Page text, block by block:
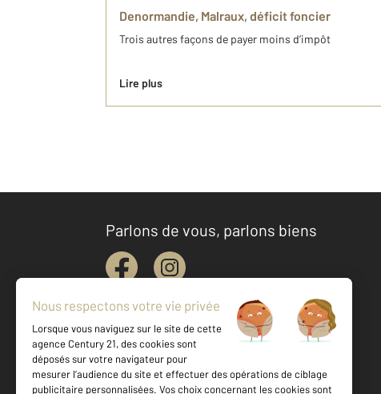
Denormandie, Malraux, déficit foncier
Trois autres façons de payer moins d’impôt
Lire plus
Parlons de vous, parlons biens